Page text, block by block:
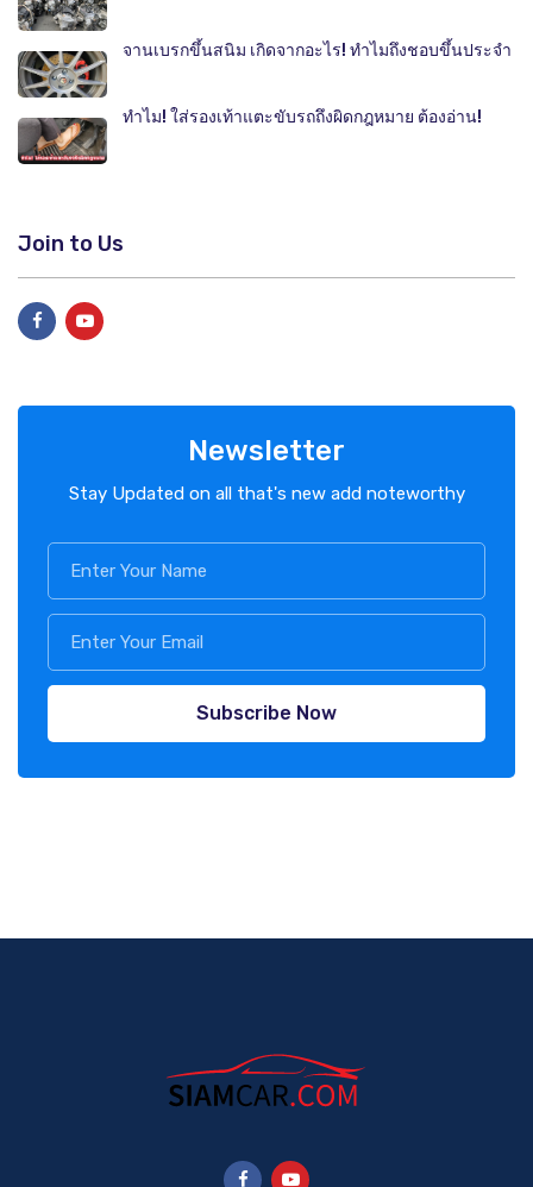
จานเบรกขึ้นสนิม เกิดจากอะไร! ทำไมถึงชอบขึ้นประจำ
ทำไม! ใส่รองเท้าแตะขับรถถึงผิดกฎหมาย ต้องอ่าน!
Join to Us
Newsletter
Stay Updated on all that's new add noteworthy
Subscribe Now